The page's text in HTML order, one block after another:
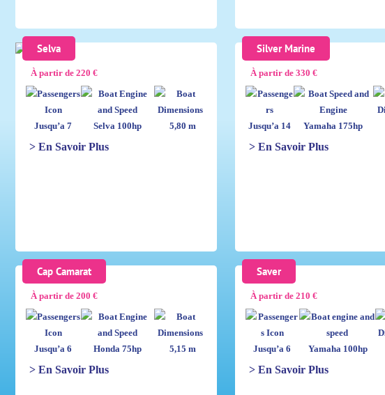
Selva
À partir de 220 €
Jusqu’a 7 Selva 100hp 5,80 m
> En Savoir Plus
Silver Marine
À partir de 330 €
Jusqu’a 14 Yamaha 175hp
> En Savoir Plus
Cap Camarat
À partir de 200 €
Jusqu’a 6 Honda 75hp 5,15 m
> En Savoir Plus
Saver
À partir de 210 €
Jusqu’a 6 Yamaha 100hp
> En Savoir Plus